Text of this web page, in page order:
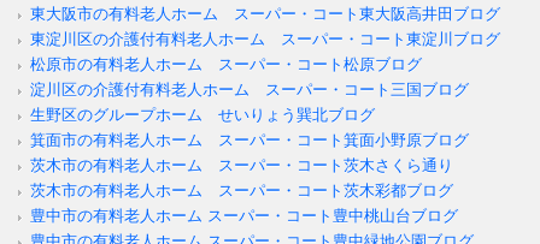
東大阪市の有料老人ホーム スーパー・コート東大阪高井田ブログ
東淀川区の介護付有料老人ホーム スーパー・コート東淀川ブログ
松原市の有料老人ホーム スーパー・コート松原ブログ
淀川区の介護付有料老人ホーム スーパー・コート三国ブログ
生野区のグループホーム せいりょう巽北ブログ
箕面市の有料老人ホーム スーパー・コート箕面小野原ブログ
茨木市の有料老人ホーム スーパー・コート茨木さくら通り
茨木市の有料老人ホーム スーパー・コート茨木彩都ブログ
豊中市の有料老人ホーム スーパー・コート豊中桃山台ブログ